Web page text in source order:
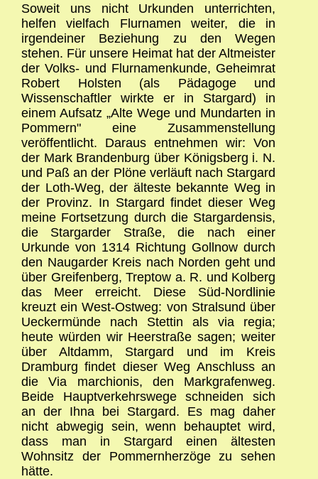
Soweit uns nicht Urkunden unterrichten,
helfen vielfach Flurnamen weiter, die in
irgendeiner Beziehung zu den Wegen
stehen. Für unsere Heimat hat der Altmeister
der Volks- und Flurnamenkunde, Geheimrat
Robert Holsten (als Pädagoge und
Wissenschaftler wirkte er in Stargard) in
einem Aufsatz „Alte Wege und Mundarten in
Pommern" eine Zusammenstellung
veröffentlicht. Daraus entnehmen wir: Von
der Mark Brandenburg über Königsberg i. N.
und Paß an der Plöne verläuft nach Stargard
der Loth-Weg, der älteste bekannte Weg in
der Provinz. In Stargard findet dieser Weg
meine Fortsetzung durch die Stargardensis,
die Stargarder Straße, die nach einer
Urkunde von 1314 Richtung Gollnow durch
den Naugarder Kreis nach Norden geht und
über Greifenberg, Treptow a. R. und Kolberg
das Meer erreicht. Diese Süd-Nordlinie
kreuzt ein West-Ostweg: von Stralsund über
Ueckermünde nach Stettin als via regia;
heute würden wir Heerstraße sagen; weiter
über Altdamm, Stargard und im Kreis
Dramburg findet dieser Weg Anschluss an
die Via marchionis, den Markgrafenweg.
Beide Hauptverkehrswege schneiden sich
an der Ihna bei Stargard. Es mag daher
nicht abwegig sein, wenn behauptet wird,
dass man in Stargard einen ältesten
Wohnsitz der Pommernherzöge zu sehen
hätte.